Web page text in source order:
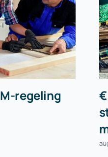
regeling